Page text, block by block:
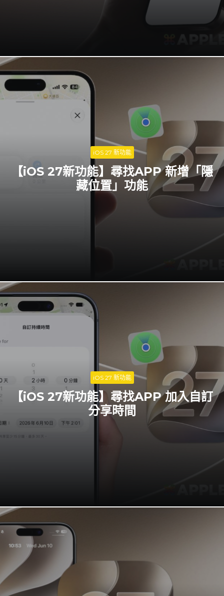
iOS 27 新功能
【iOS 27新功能】尋找APP 新增「隱
藏位置」功能
iOS 27 新功能
【iOS 27新功能】尋找APP 加入自訂
分享時間